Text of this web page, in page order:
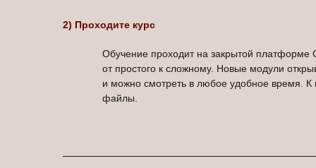
2) Проходите курс
Обучение проходит на закрытой
от простого к сложному. Новые модули
и можно смотреть в любое удобное время. К
файлы.